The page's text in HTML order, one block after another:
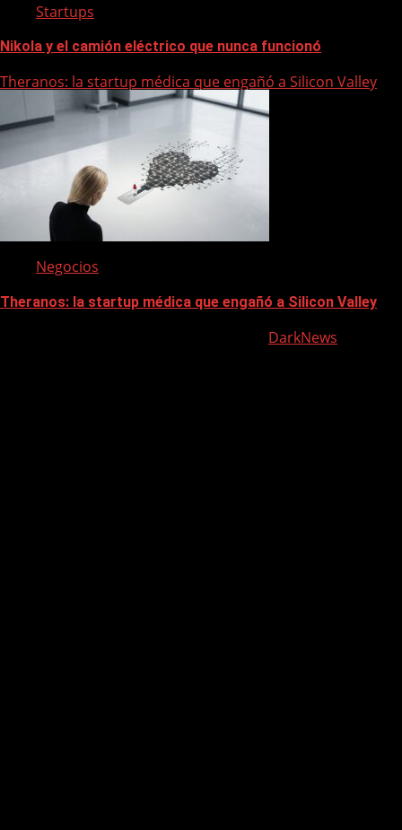
Startups
Nikola y el camión eléctrico que nunca funcionó
Theranos: la startup médica que engañó a Silicon Valley
Negocios
Theranos: la startup médica que engañó a Silicon Valley
DarkNews